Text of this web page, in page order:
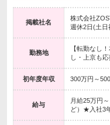
掲載社名
株式会社
週休2日(土日
勤務地
【転勤なし
し・上京も
初年度年収 300万円～
給与
月給25万円
ど）★入社3